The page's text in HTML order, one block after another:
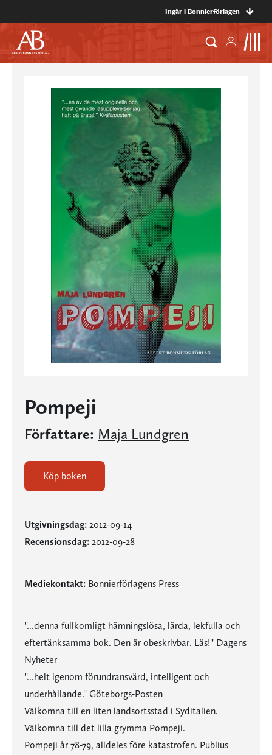
Ingår i Bonnierförlagen
Pompeji
Författare: Maja Lundgren
Köp boken
Utgivningsdag: 2012-09-14
Recensionsdag: 2012-09-28
Mediekontakt: Bonnierförlagens Press
''...denna fullkomligt hämningslösa, lärda, lekfulla och
eftertänksamma bok. Den är obeskrivbar. Läs!'' Dagens
Nyheter
''...helt igenom förundransvärd, intelligent och
underhållande.'' Göteborgs-Posten
Välkomna till en liten landsortsstad i Syditalien.
Välkomna till det lilla grymma Pompeji.
Pompeji år 78-79, alldeles före katastrofen. Publius